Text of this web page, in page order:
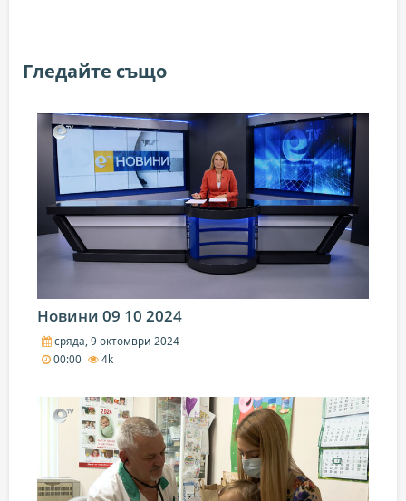
Гледайте също
Новини 09 10 2024
сряда, 9 октомври 2024
00:00
4k